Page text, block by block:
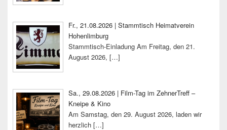
Fr., 21.08.2026 | Stammtisch Heimatverein
Hohenlimburg
Stammtisch-Einladung Am Freitag, den 21.
August 2026, […]
Sa., 29.08.2026 | Film-Tag im ZehnerTreff –
Kneipe & Kino
Am Samstag, den 29. August 2026, laden wir
herzlich […]